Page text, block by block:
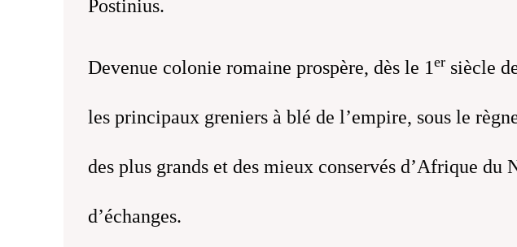
Postinius.
Devenue colonie romaine prospère, dès le 1 er siècle
les principaux greniers à blé de l’empire, sous le
des plus grands et des mieux conservés d’Afrique
d’échanges.